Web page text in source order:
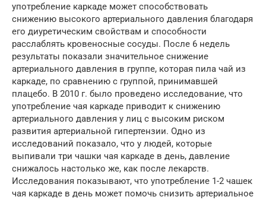
употребление каркаде может способствовать
снижению высокого артериального давления благодаря
его диуретическим свойствам и способности
расслаблять кровеносные сосуды. После 6 недель
результаты показали значительное снижение
артериального давления в группе, которая пила чай из
каркаде, по сравнению с группой, принимавшей
плацебо. В 2010 г. было проведено исследование, что
употребление чая каркаде приводит к снижению
артериального давления у лиц с высоким риском
развития артериальной гипертензии. Одно из
исследований показало, что у людей, которые
выпивали три чашки чая каркаде в день, давление
снижалось настолько же, как после лекарств.
Исследования показывают, что употребление 1-2 чашек
чая каркаде в день может помочь снизить артериальное